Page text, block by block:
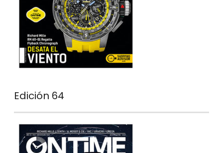
Edición 64